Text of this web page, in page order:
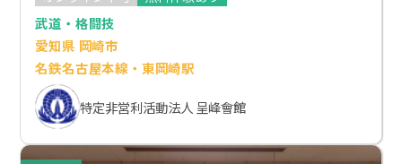
武道・格闘技
愛知県 岡崎市
名鉄名古屋本線・東岡崎駅
特定非営利活動法人 呈峰會館